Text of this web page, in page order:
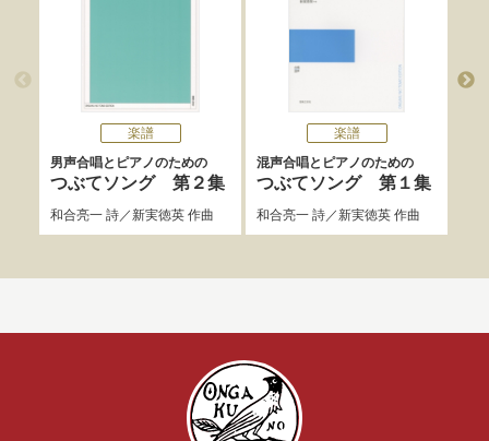
楽譜
男声合唱とピアノのための
つぶてソング 第２集
和合亮一詩／新実徳英作曲
楽譜
混声合唱とピアノのための
つぶてソング 第１集
和合亮一詩／新実徳英作曲